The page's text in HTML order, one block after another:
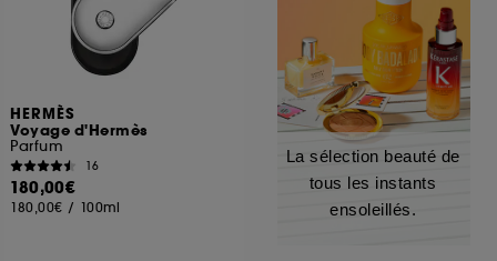
HERMÈS
Voyage d'Hermès
Parfum
16
180,00€
180,00€ / 100ml
La sélection beauté de
tous les instants
ensoleillés.